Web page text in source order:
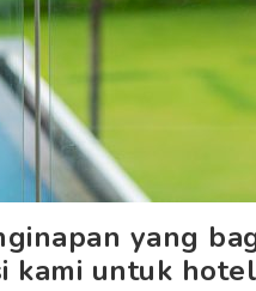
yang
kami untuk